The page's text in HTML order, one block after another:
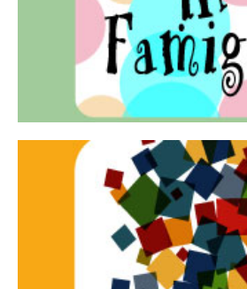
Teatro in
Teatro In Famiglia è una rassegna
per far condividere e godere del
Tracce Dinamiche è una
d’innovazione e
Continua